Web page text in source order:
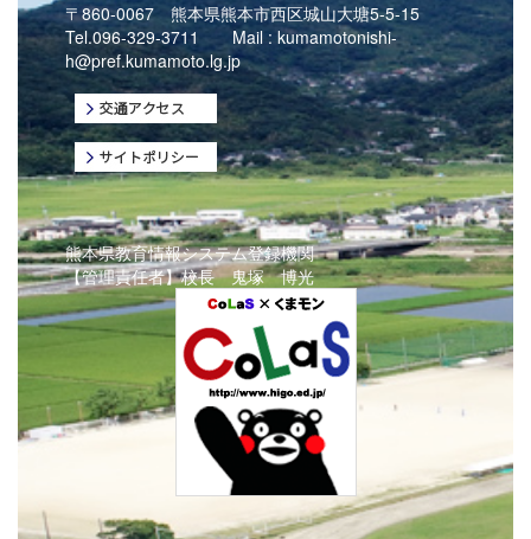
〒860-0067 熊本県熊本市西区城山大塘5-5-15
Tel.096-329-3711 Mail : kumamotonishi-
h@pref.kumamoto.lg.jp
熊本県教育情報システム登録機関
【管理責任者】校長 鬼塚 博光